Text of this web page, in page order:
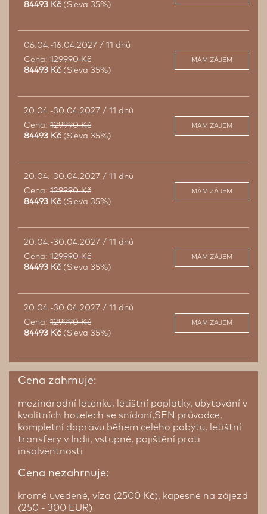
84493 Kč (Sleva 35%)
06.04.-16.04.2027 / 11 dnů
Cena: 129990 Kč
84493 Kč (Sleva 35%)
MÁM ZÁJEM
20.04.-30.04.2027 / 11 dnů
Cena: 129990 Kč
84493 Kč (Sleva 35%)
MÁM ZÁJEM
20.04.-30.04.2027 / 11 dnů
Cena: 129990 Kč
84493 Kč (Sleva 35%)
MÁM ZÁJEM
20.04.-30.04.2027 / 11 dnů
Cena: 129990 Kč
84493 Kč (Sleva 35%)
MÁM ZÁJEM
20.04.-30.04.2027 / 11 dnů
Cena: 129990 Kč
84493 Kč (Sleva 35%)
MÁM ZÁJEM
Cena zahrnuje:
mezinárodní letenku, letištní poplatky, ubytování v
kvalitních hotelech se snídaní,SEN průvodce,
kompletní dopravu během celého pobytu, letištní
transfery v Indii, vstupné, pojištění proti
insolventnosti
Cena nezahrnuje:
kromě uvedené, víza (2500 Kč), kapesné na zájezd
(250 - 300 EUR)